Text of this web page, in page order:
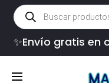
Búsqueda
de
productos
✨Envío gratis en